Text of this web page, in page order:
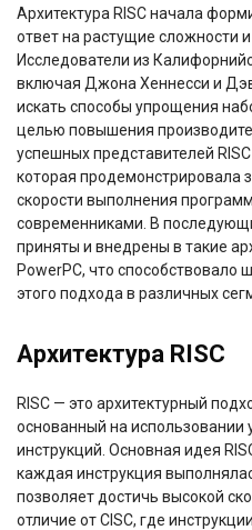
Архитектура RISC начала
ответ на растущие сложности и
Исследователи из
включая Джона Хеннесси и
искать способы упрощения
целью повышения
успешных представителей
которая продемонстрировала
скорости выполнения
современниками. В
приняты и внедрены в такие
PowerPC, что способствовало
этого подхода в различных
Архитектура RISC
RISC — это архитектурный
основанный на использовании
инструкций. Основная идея
каждая инструкция
позволяет достичь высокой
отличие от CISC, где